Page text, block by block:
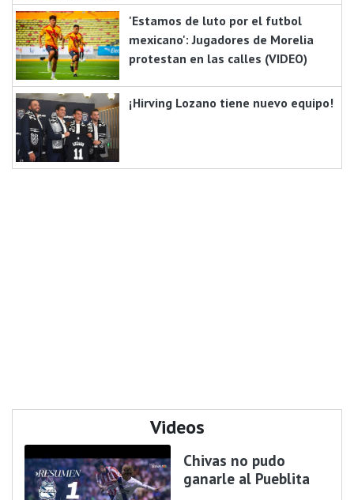
'Estamos de luto por el futbol
mexicano': Jugadores de Morelia
protestan en las calles (VIDEO)
¡Hirving Lozano tiene nuevo equipo!
Videos
Chivas no pudo
ganarle al Pueblita